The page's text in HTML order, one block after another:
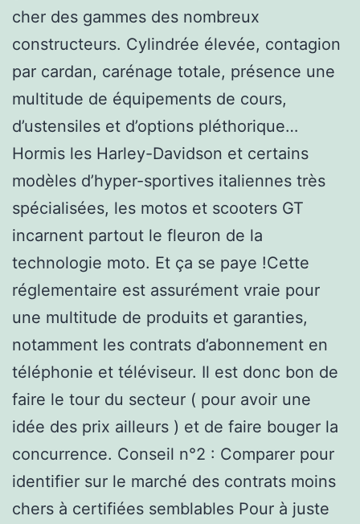
cher des gammes des nombreux
constructeurs. Cylindrée élevée, contagion
par cardan, carénage totale, présence une
multitude de équipements de cours,
d’ustensiles et d’options pléthorique…
Hormis les Harley-Davidson et certains
modèles d’hyper-sportives italiennes très
spécialisées, les motos et scooters GT
incarnent partout le fleuron de la
technologie moto. Et ça se paye !Cette
réglementaire est assurément vraie pour
une multitude de produits et garanties,
notamment les contrats d’abonnement en
téléphonie et téléviseur. Il est donc bon de
faire le tour du secteur ( pour avoir une
idée des prix ailleurs ) et de faire bouger la
concurrence. Conseil n°2 : Comparer pour
identifier sur le marché des contrats moins
chers à certifiées semblables Pour à juste